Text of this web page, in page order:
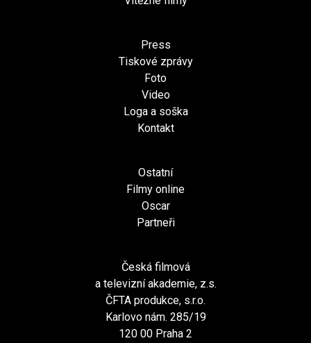
Press
Tiskové zprávy
Foto
Video
Loga a soška
Kontakt
Ostatní
Filmy online
Oscar
Partneři
Česká filmová
a televizní akademie, z.s.
ČFTA produkce, s.r.o.
Karlovo nám. 285/19
120 00 Praha 2